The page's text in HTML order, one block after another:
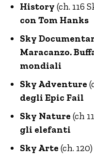
History (ch. 116
con Tom Hanks
Sky
Maracanzo.
mondiali
Sky Adventure
degli Epic Fail
Sky Nature (ch
gli elefanti
Sky Arte (ch.